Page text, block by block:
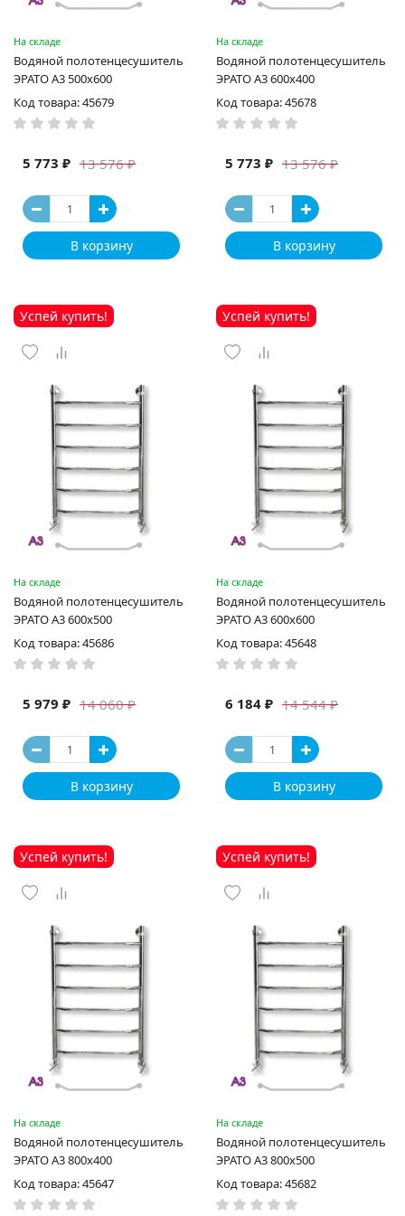
На складе
Водяной полотенцесушитель
ЭРАТО А3 500x600
Код товара: 45679
13 576 ₽
5 773 ₽
В корзину
На складе
Водяной полотенцесушитель
ЭРАТО А3 600x400
Код товара: 45678
13 576 ₽
5 773 ₽
В корзину
Успей купить!
На складе
Водяной полотенцесушитель
ЭРАТО А3 600x500
Код товара: 45686
14 060 ₽
5 979 ₽
В корзину
Успей купить!
На складе
Водяной полотенцесушитель
ЭРАТО А3 600x600
Код товара: 45648
14 544 ₽
6 184 ₽
В корзину
Успей купить!
На складе
Водяной полотенцесушитель
ЭРАТО А3 800x400
Код товара: 45647
Успей купить!
На складе
Водяной полотенцесушитель
ЭРАТО А3 800x500
Код товара: 45682